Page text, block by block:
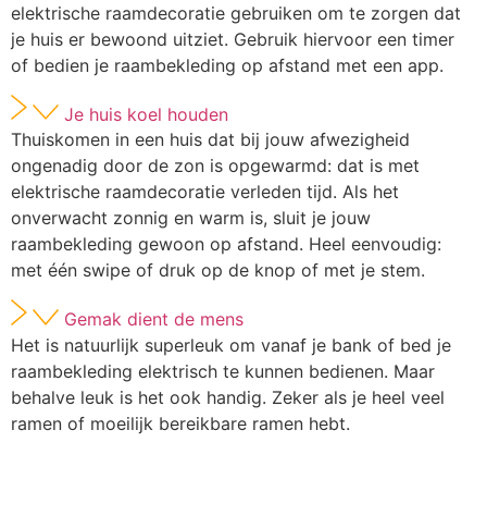
elektrische raamdecoratie gebruiken om te zorgen dat
je huis er bewoond uitziet. Gebruik hiervoor een timer
of bedien je raambekleding op afstand met een app.
Je huis koel houden
Thuiskomen in een huis dat bij jouw afwezigheid
ongenadig door de zon is opgewarmd: dat is met
elektrische raamdecoratie verleden tijd. Als het
onverwacht zonnig en warm is, sluit je jouw
raambekleding gewoon op afstand. Heel eenvoudig:
met één swipe of druk op de knop of met je stem.
Gemak dient de mens
Het is natuurlijk superleuk om vanaf je bank of bed je
raambekleding elektrisch te kunnen bedienen. Maar
behalve leuk is het ook handig. Zeker als je heel veel
ramen of moeilijk bereikbare ramen hebt.